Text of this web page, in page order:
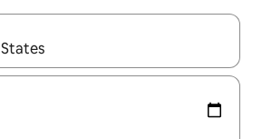
sind, navigiere mit den